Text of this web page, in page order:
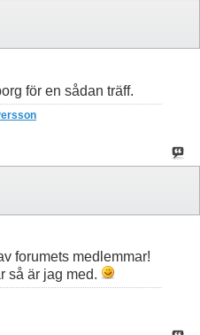
för en sådan träff.
forumets medlemmar!
så är jag med.